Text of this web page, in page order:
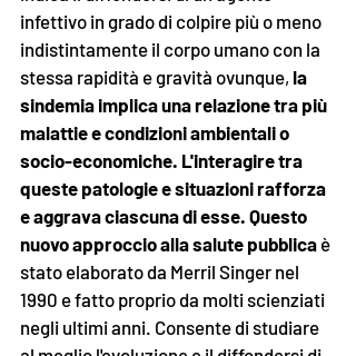
infettivo in grado di colpire più o meno
indistintamente il corpo umano con la
stessa rapidità e gravità ovunque, la
sindemia implica una relazione tra più
malattie e condizioni ambientali o
socio-economiche. L'interagire tra
queste patologie e situazioni rafforza
e aggrava ciascuna di esse. Questo
nuovo approccio alla salute pubblica è
stato elaborato da Merril Singer nel
1990 e fatto proprio da molti scienziati
negli ultimi anni. Consente di studiare